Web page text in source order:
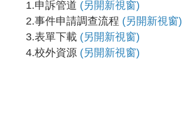
1.申訴管道 (另開新視窗)
2.事件申請調查流程 (另開新視窗)
3.表單下載 (另開新視窗)
4.校外資源 (另開新視窗)